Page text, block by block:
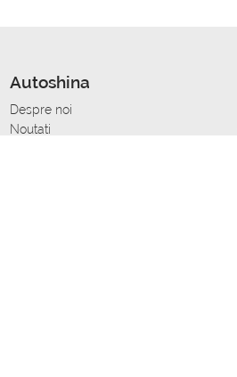
Autoshina
Despre noi
Noutati